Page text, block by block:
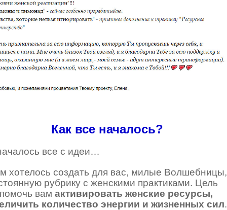
Как все началось?
все с идеи…
хотелось создать для вас, милые Волшебницы,
рубрику с женскими практиками. Цель
вам активировать женские ресурсы,
количество энергии и жизненных сил.